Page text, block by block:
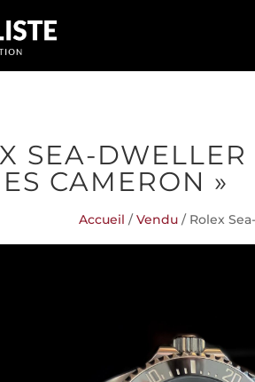
SEA-DWELLER
CAMERON »
Accueil /Vendu/ Rolex